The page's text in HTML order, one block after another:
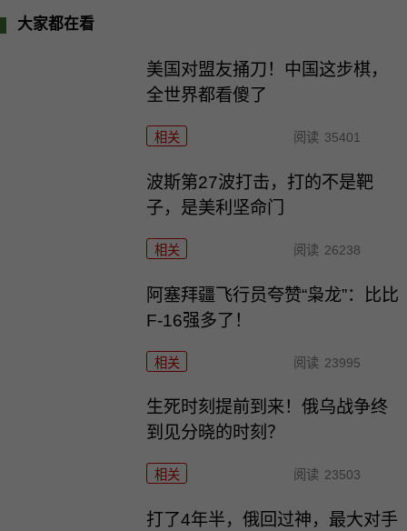
大家都在看
美国对盟友捅刀！中国这步棋，
全世界都看傻了
相关 阅读 35401
波斯第27波打击，打的不是靶
子，是美利坚命门
相关 阅读 26238
阿塞拜疆飞行员夸赞“枭龙”：比比
F-16强多了！
相关 阅读 23995
生死时刻提前到来！俄乌战争终
到见分晓的时刻？
相关 阅读 23503
打了4年半，俄回过神，最大对手